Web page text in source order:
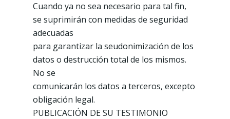
Cuando ya no sea necesario para tal fin,
se suprimirán con medidas de seguridad
adecuadas
para garantizar la seudonimización de los
datos o destrucción total de los mismos.
No se
comunicarán los datos a terceros, excepto
obligación legal.
PUBLICACIÓN DE SU TESTIMONIO